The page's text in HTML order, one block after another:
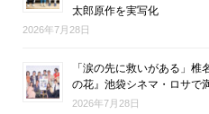
太郎原作を実写化
2026年7月28日
「涙の先に救いがある」
の花』池袋シネマ・ロサで
2026年7月28日